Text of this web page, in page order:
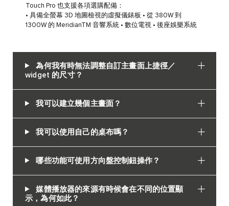
Touch Pro 也支援各項選購配備：
• 具備全螢幕 3D 地圖檢視的虛擬儀錶板 • 從 380W 到
1300W 的 MeridianTM 音響系統 • 數位電視 • 後座娛樂系統
為何我有時無法調整自訂主畫面上捷徑／
widget 的尺寸？
我可以建立幾個主畫面？
我可以使用自己的桌布嗎？
哪些功能可使用方向盤控制鈕操作？
媒體播放器的來源有時候會在不同的位置顯
示，為何如此？